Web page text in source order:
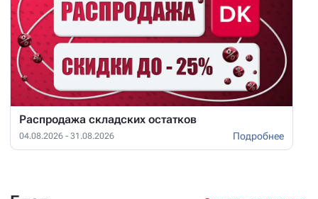
Распродажа складских остатков
04.08.2026 - 31.08.2026 Подробнее